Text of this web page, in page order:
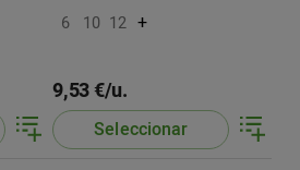
6 10 12 +
9,53 €/u.
Seleccionar